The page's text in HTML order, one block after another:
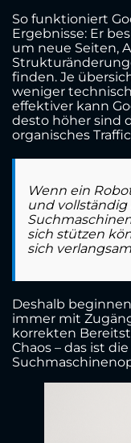
So funktioniert
Ergebnisse: Er
um neue Seiten,
finden. Je
weniger
effektiver kann
desto höher sind
organisches
Wenn ein
und vollständig
sich stützen
sich
Deshalb
immer mit
korrekten
Chaos – das ist